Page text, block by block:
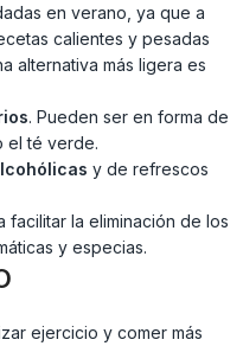
en verano, ya que a
calientes y pesadas
alternativa más ligera es
. Pueden ser en forma de
el té verde.
y de refrescos
facilitar la eliminación de los
y especias.
ejercicio y comer más